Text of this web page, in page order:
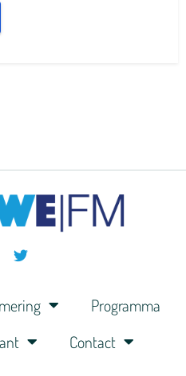
Programma
Contact